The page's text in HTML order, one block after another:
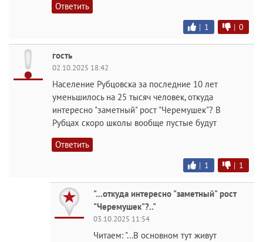
Ответить
| 1 | 0
гость
02.10.2025 18:42
Население Рубцовска за последние 10 лет
уменьшилось на 25 тысяч человек, откуда
интересно "заметный" рост "Черемушек"? В
Рубцах скоро школы вообще пустые будут
Ответить
| 1 | 1
"...откуда интересно "заметный" рост
"Черемушек"?.."
03.10.2025 11:54
Читаем: "...В основном тут живут